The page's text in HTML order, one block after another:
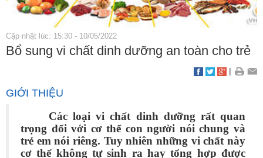
Cập nhật lúc: 15:30 - 10/05/2022
Bổ sung vi chất dinh dưỡng an toàn cho trẻ
|
GIỚI THIỆU
Các loại vi chất dinh dưỡng rất quan
trọng đối với cơ thể con người nói chung và
trẻ em nói riêng. Tuy nhiên những vi chất này
cơ thể không tự sinh ra hay tổng hợp được